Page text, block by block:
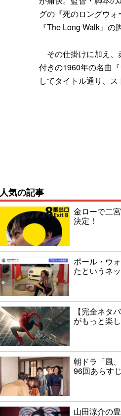
グの『死のロングウ
『The Long Walk』の
その仕掛けに加え、
付きの1960年の名曲
してタイトル通り、ス
人気の記事
金ローで二
決定！
ポール・ウ
たというネ
【完全ネタ
がもっと楽
朝ドラ「風
96回あらすじ
山田涼介の